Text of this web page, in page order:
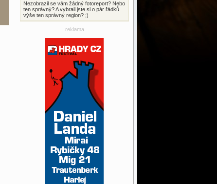
Nezobrazil se vám žádný fotoreport? Nebo
ten správný? A vybrali jste si o pár řádků
výše ten správný region? ;)
reklama